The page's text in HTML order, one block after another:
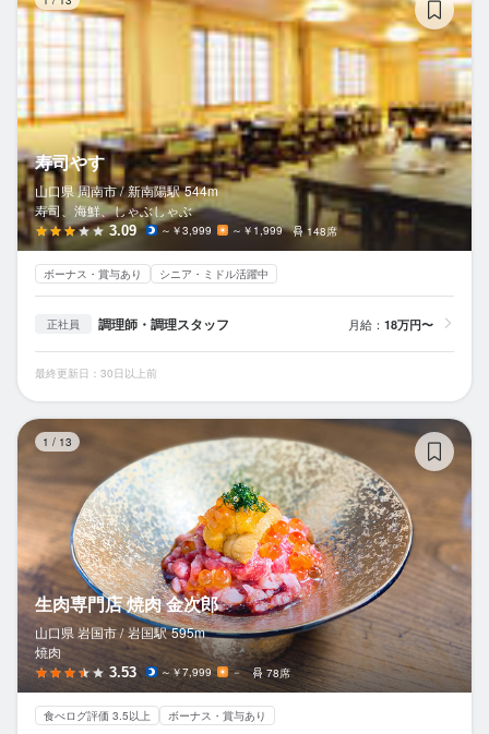
寿司やす
山口県 周南市 / 新南陽駅 544m
寿司、海鮮、しゃぶしゃぶ
3.09 ～￥3,999 ～￥1,999 148席
ボーナス・賞与あり シニア・ミドル活躍中
正社員 調理師・調理スタッフ 月給： 18万円〜
最終更新日：30日以上前
1 / 13
生肉専門店 焼肉 金次郎
山口県 岩国市 / 岩国駅 595m
焼肉
3.53 ～￥7,999 － 78席
食べログ評価 3.5以上 ボーナス・賞与あり